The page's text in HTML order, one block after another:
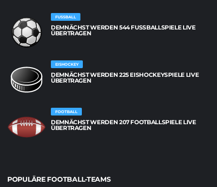
FUSSBALL
DEMNÄCHST WERDEN 544 FUSSBALLSPIELE LIVE Ü
BERTRAGEN
EISHOCKEY
DEMNÄCHST WERDEN 225 EISHOCKEYSPIELE LIVE
ÜBERTRAGEN
FOOTBALL
DEMNÄCHST WERDEN 207 FOOTBALLSPIELE LIVE
ÜBERTRAGEN
POPULÄRE FOOTBALL-TEAMS